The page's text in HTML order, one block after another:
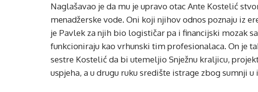
Naglašavao je da mu je upravo otac Ante Kostelić
menadžerske vode. Oni koji njihov odnos poznaju iz
je Pavlek za njih bio logističar pa i financijski mozak
funkcioniraju kao vrhunski tim profesionalaca. On je
sestre Kostelić da bi utemeljio Snježnu kraljicu,
uspjeha, a u drugu ruku središte istrage zbog sumnji u